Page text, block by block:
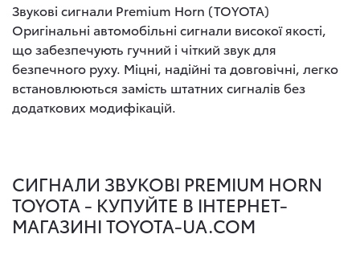
Звукові сигнали Premium Horn (TOYOTA)
Оригінальні автомобільні сигнали високої якості,
що забезпечують гучний і чіткий звук для
безпечного руху. Міцні, надійні та довговічні, легко
встановлюються замість штатних сигналів без
додаткових модифікацій.
СИГНАЛИ ЗВУКОВІ PREMIUM HORN
TOYOTA - КУПУЙТЕ В ІНТЕРНЕТ-
МАГАЗИНІ TOYOTA-UA.COM